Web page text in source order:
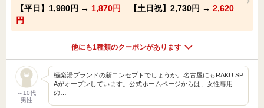
【平日】 1,980円 → 1,870円 【土日祝】 2,730円 → 2,620
円
他にも1種類のクーポンがあります
～10代
男性
極楽湯ブランドの新コンセプトでしょうか。名古屋にもRAKU SP
Aがオープンしています。公式ホームページからは、女性専用
の…